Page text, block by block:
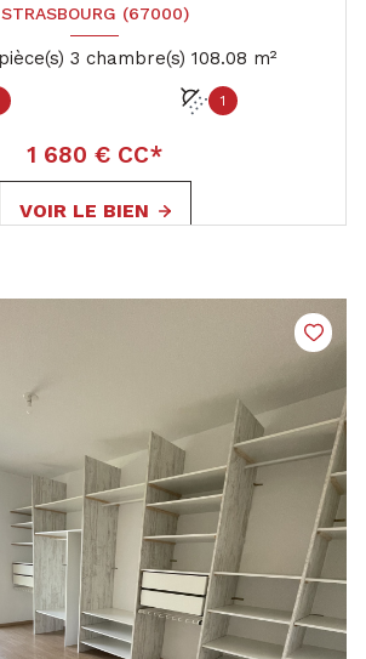
STRASBOURG (67000)
Duplex 5 pièce(s) 3 chambre(s) 108.08 m²
1
1 680 € CC*
VOIR LE BIEN